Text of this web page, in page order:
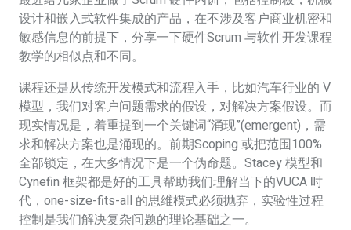
设计和嵌入式软件集成的产品，在不涉及客户商业机密和
敏感信息的前提下，分享一下硬件Scrum 与软件开发课程
教学的相似点和不同。
课程还是从传统开发模式和流程入手，比如汽车行业的 V
模型，我们对客户问题需求的假设，对解决方案假设。而
现实情况是，着重提到一个关键词“涌现”(emergent)，需
求和解决方案也是涌现的。前期Scoping 或把范围100%
全部锁定，在大多情况下是一个伪命题。Stacey 模型和
Cynefin 框架都是好的工具帮助我们理解当下的VUCA 时
代，one-size-fits-all 的思维模式必须抛弃，实验性过程
控制是我们解决复杂问题的理论基础之一。